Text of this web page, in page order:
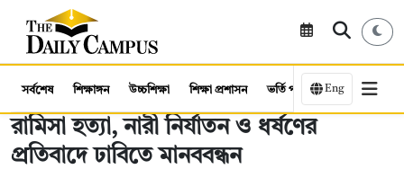
সর্বশেষ শিক্ষাঙ্গন উচ্চশিক্ষা শিক্ষা প্রশাসন ভর্তি পরীক্ষা কর্মসংস্থান
Eng
রামিসা হত্যা, নারী নির্যাতন ও ধর্ষণের
প্রতিবাদে ঢাবিতে মানববন্ধন